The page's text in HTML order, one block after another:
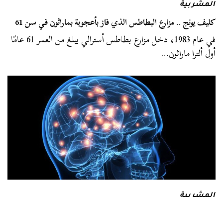
المشربية
كليف يونج .. مزارع البطاطس الذي فاز بأعجوبة بماراثون في سن 61
في عام 1983، دخل مزارع بطاطس أسترالي يبلغ من العمر 61 عامًا
أول ألترا ماراثون…